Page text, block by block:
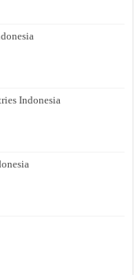
Indonesia